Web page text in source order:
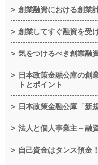
創業融資における創業
創業してすぐ融資を受
気をつけるべき創業融
日本政策金融公庫の創
トとポイント
日本政策金融公庫「新
法人と個人事業主～融
自己資金はタンス預金